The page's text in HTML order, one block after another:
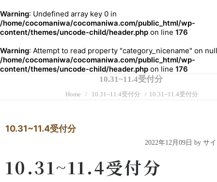
Warning: Undefined array key 0 in
/home/cocomaniwa/cocomaniwa.com/public_html/wp-
content/themes/uncode-child/header.php on line 176
Warning: Attempt to read property "category_nicename" on
/home/cocomaniwa/cocomaniwa.com/public_html/wp-
content/themes/uncode-child/header.php on line 176
10.31~11.4受付分
Home 10.31~11.4受付分 10.31~11.4受付分
10.31~11.4受付分
2022年12月09日 by サ
10.31~11.4受付分